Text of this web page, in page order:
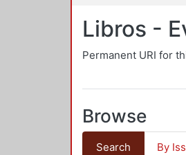
Libros -
Permanent URI for
Browse
Search By